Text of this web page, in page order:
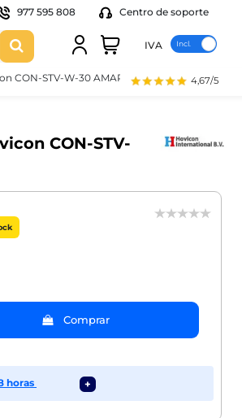
977 595 808 Centro de soporte
IVA
4,67/5
CON-STV-W-30 AMARILLO
CON-STV-
Comprar
horas +